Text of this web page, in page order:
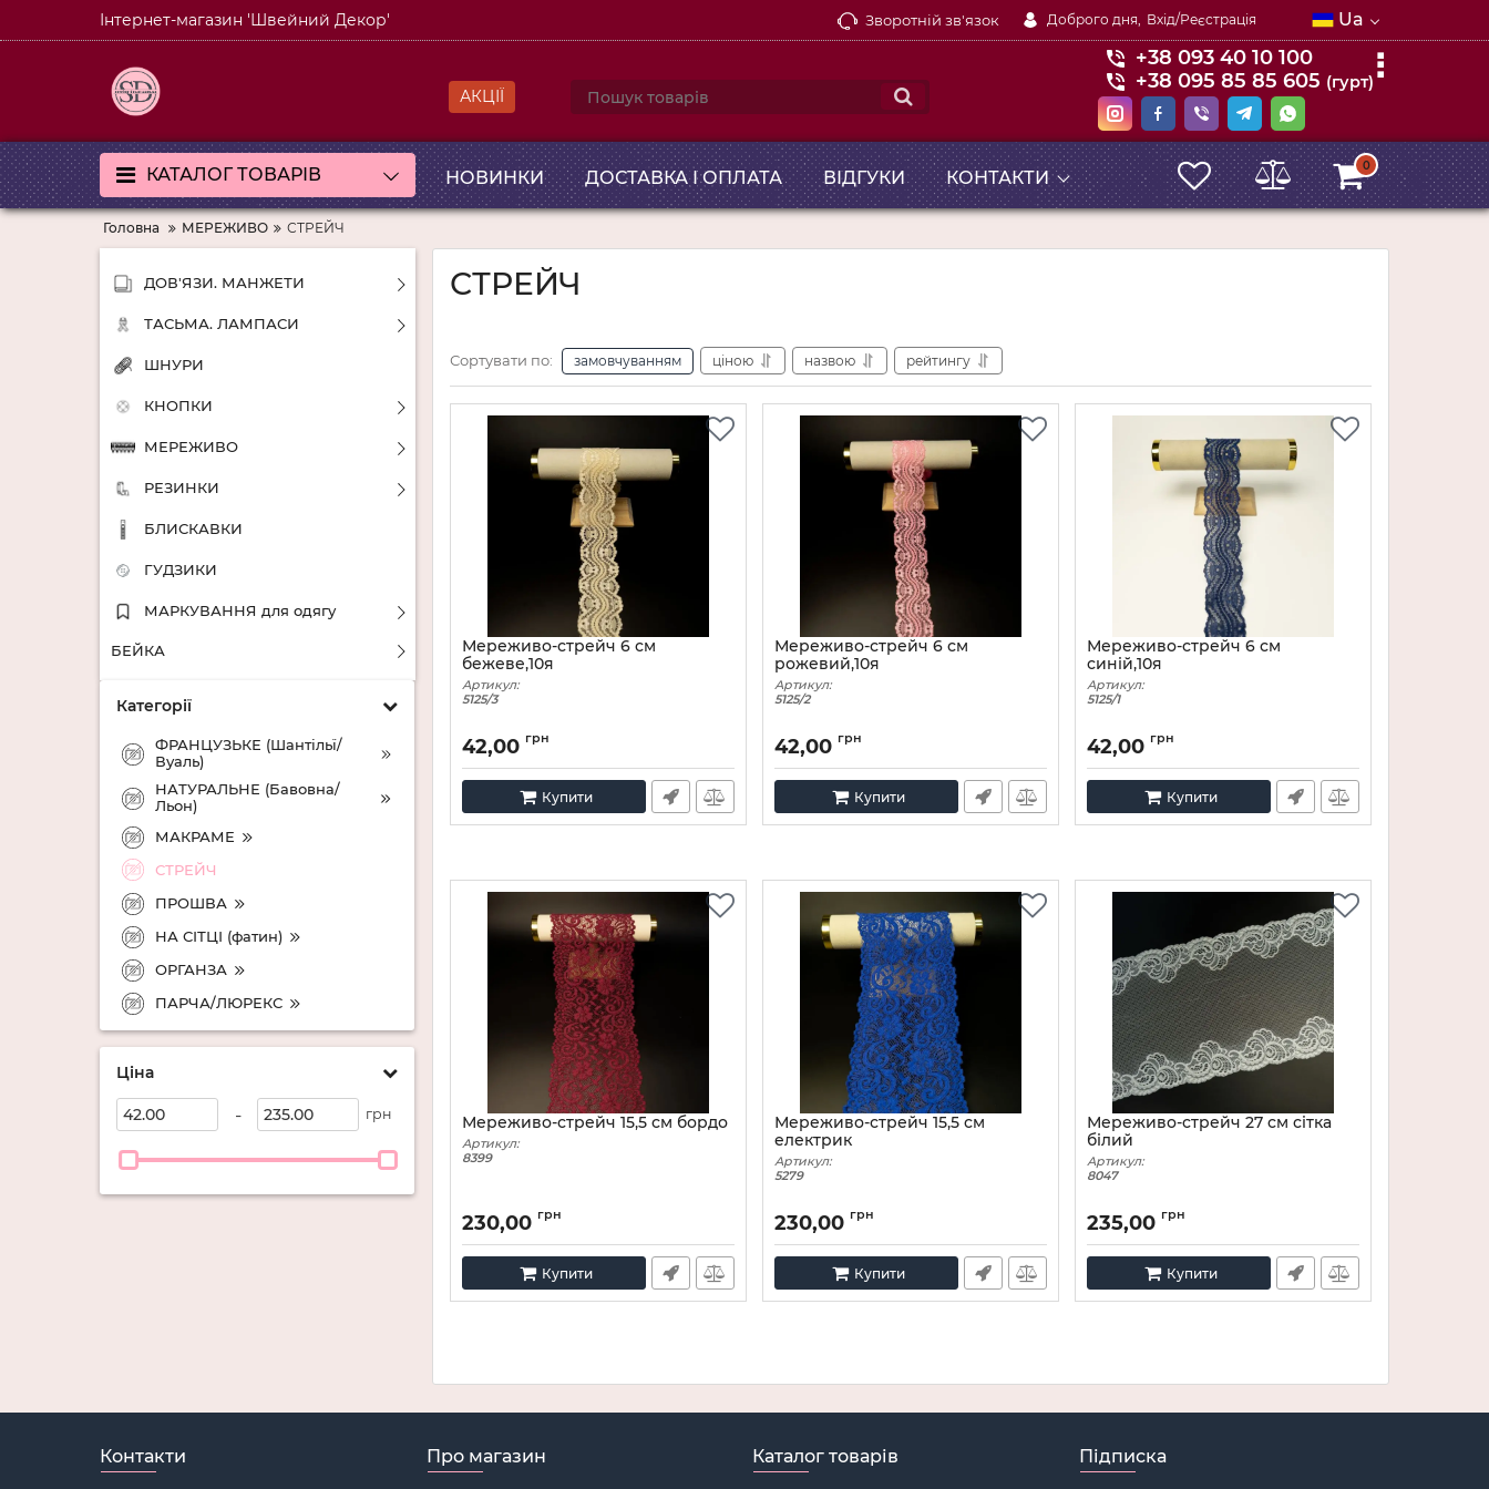
Інтернет-магазин 'Швейний Декор' Зворотній зв'язок Доброго дня, Вхід/Реєстрація Ua
АКЦІЇ
+38 093 40 10 100
+38 095 85 85 605 (гурт)
КАТАЛОГ ТОВАРІВ НОВИНКИ ДОСТАВКА І ОПЛАТА ВІДГУКИ КОНТАКТИ
0
Головна МЕРЕЖИВО СТРЕЙЧ
ДОВ'ЯЗИ. МАНЖЕТИ
ТАСЬМА. ЛАМПАСИ
ШНУРИ
КНОПКИ
МЕРЕЖИВО
РЕЗИНКИ
БЛИСКАВКИ
ГУДЗИКИ
МАРКУВАННЯ для одягу
БЕЙКА
Категорії
ФРАНЦУЗЬКЕ (Шантільї/
Вуаль)
НАТУРАЛЬНЕ (Бавовна/
Льон)
МАКРАМЕ
СТРЕЙЧ
ПРОШВА
НА СІТЦІ (фатин)
ОРГАНЗА
ПАРЧА/ЛЮРЕКС
Ціна
- грн
СТРЕЙЧ
Сортувати по: замовчуванням ціною назвою рейтингу
Мереживо-стрейч 6 см
бежеве,10я
Артикул:
5125/3
42,00 грн
Купити
Мереживо-стрейч 6 см
рожевий,10я
Артикул:
5125/2
42,00 грн
Купити
Мереживо-стрейч 6 см
синій,10я
Артикул:
5125/1
42,00 грн
Купити
Мереживо-стрейч 15,5 см бордо
Артикул:
8399
230,00 грн
Купити
Мереживо-стрейч 15,5 см
електрик
Артикул:
5279
230,00 грн
Купити
Мереживо-стрейч 27 см сітка
білий
Артикул:
8047
235,00 грн
Купити
Контакти Про магазин Каталог товарів Підписка